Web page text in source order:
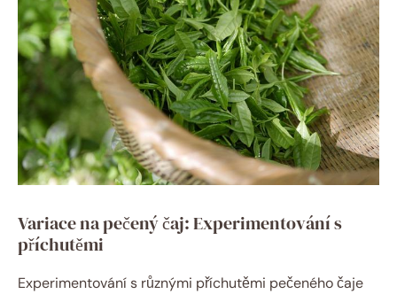
Variace na pečený čaj: Experimentování s
příchutěmi
Experimentování s různými příchutěmi pečeného čaje